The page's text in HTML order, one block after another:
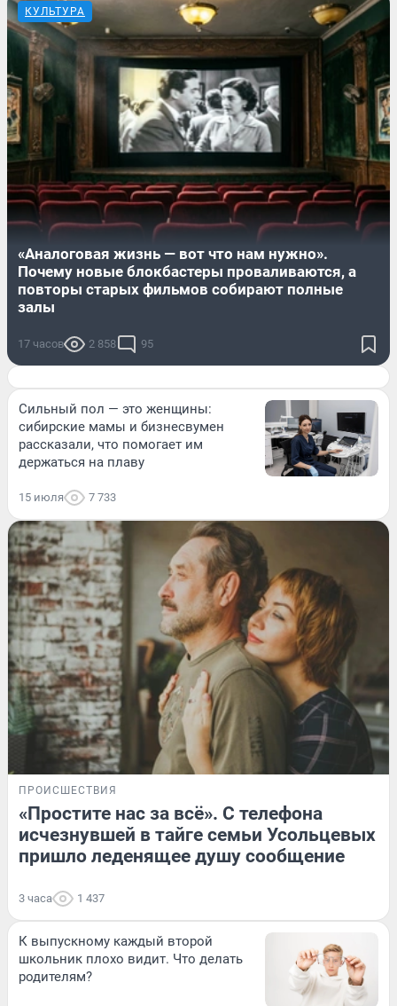
КУЛЬТУРА
«Аналоговая жизнь — вот что нам нужно».
Почему новые блокбастеры проваливаются, а
повторы старых фильмов собирают полные
залы
17 часов 2 858 95
Сильный пол — это женщины:
сибирские мамы и бизнесвумен
рассказали, что помогает им
держаться на плаву
15 июля 7 733
ПРОИСШЕСТВИЯ
«Простите нас за всё». С телефона
исчезнувшей в тайге семьи Усольцевых
пришло леденящее душу сообщение
3 часа 1 437
К выпускному каждый второй
школьник плохо видит. Что делать
родителям?